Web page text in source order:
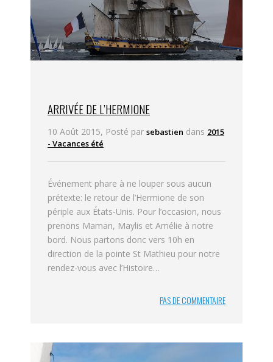
ARRIVÉE DE L’HERMIONE
10 Août 2015, Posté par sebastien dans 2015
- Vacances été
Événement phare à ne louper sous aucun
prétexte: le retour de l’Hermione de son
périple aux États-Unis. Pour l’occasion, nous
prenons Maman, Maylis et Amélie à notre
bord. Nous partons donc vers 10h en
direction de la pointe St Mathieu pour notre
rendez-vous avec l’Histoire…
PAS DE COMMENTAIRE